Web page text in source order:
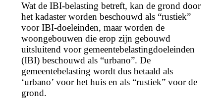
Wat de IBI-belasting betreft, kan de grond door
het kadaster worden beschouwd als “rustiek”
voor IBI-doeleinden, maar worden de
woongebouwen die erop zijn gebouwd
uitsluitend voor gemeentebelastingdoeleinden
(IBI) beschouwd als “urbano”. De
gemeentebelasting wordt dus betaald als
‘urbano’ voor het huis en als “rustiek” voor de
grond.